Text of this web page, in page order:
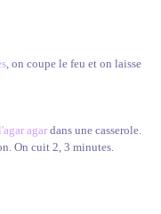
, on coupe le feu et on laisse
agardans une casserole.
On cuit 2, 3 minutes.